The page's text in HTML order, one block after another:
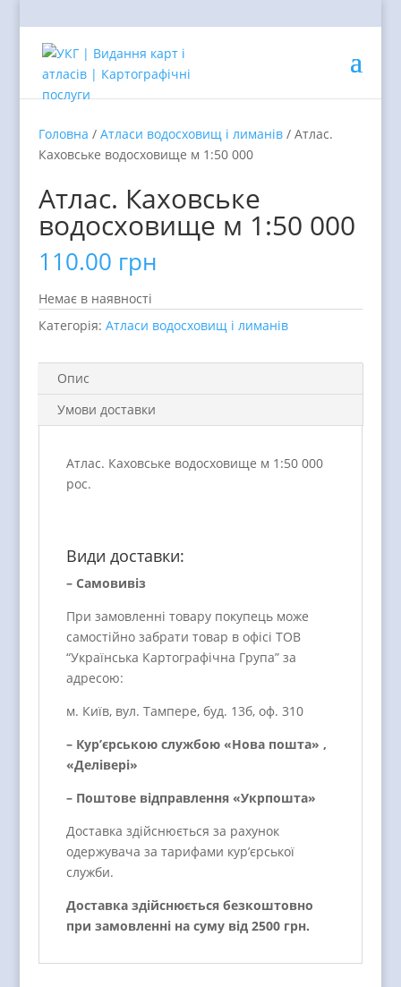
Головна / Атласи водосховищ і лиманів/ Атлас.
Каховське водосховище м 1:50 000
Атлас. Каховське
водосховище м 1:50 000
110.00 грн
Немає в наявності
Категорія: Атласи водосховищ і лиманів
Опис
Умови доставки
Атлас. Каховське водосховище м 1:50 000
рос.
Види доставки:
– Самовивіз
При замовленні товару покупець може
самостійно забрати товар в офісі ТОВ
“Українська Картографічна Група” за
адресою:
м. Київ, вул. Тампере, буд. 13б, оф. 310
– Кур’єрською службою «Нова пошта» ,
«Делівері»
– Поштове відправлення «Укрпошта»
Доставка здійснюється за рахунок
одержувача за тарифами кур’єрської
служби.
Доставка здійснюється безкоштовно
при замовленні на суму від 2500 грн.